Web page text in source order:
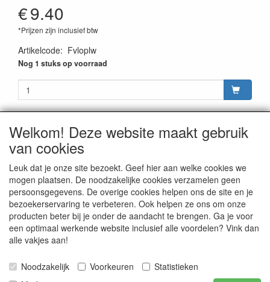
€9.40
*Prijzen zijn inclusief btw
Artikelcode: Fvloplw
Nog 1 stuks op voorraad
CONTACTGEGEVENS
Rijwielhandel Stokebrook
Stadsweg 27
9917 PV Wirdum (Gn.)
E-mail: stokebrook@xs4all.nl
Telefoon: 0596 - 571646
Publicatie van inhoud van deze website is, in alle vormen,
Welkom! Deze website maakt gebruik
van cookies
Leuk dat je onze site bezoekt. Geef hier aan welke cookies we
mogen plaatsen. De noodzakelijke cookies verzamelen geen
persoonsgegevens. De overige cookies helpen ons de site en je
bezoekerservaring te verbeteren. Ook helpen ze ons om onze
producten beter bij je onder de aandacht te brengen. Ga je voor
een optimaal werkende website inclusief alle voordelen? Vink dan
alle vakjes aan!
Noodzakelijk Voorkeuren
Statistieken